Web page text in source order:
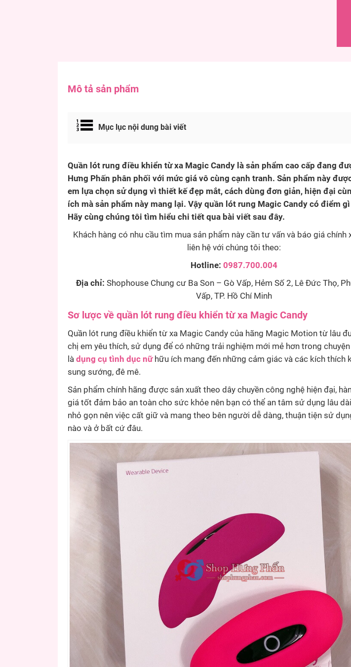
Mô tả sản phẩm
Mục lục nội dung bài viết
Quần lót rung điều khiển từ xa Magic Candy là sản phẩm cao cấp đang
Hưng Phấn phân phối với mức giá vô cùng cạnh tranh. Sản phẩm này
em lựa chọn sử dụng vì thiết kế đẹp mắt, cách dùng đơn giản, hiện đại
ích mà sản phẩm này mang lại. Vậy quần lót rung Magic Candy có điểm
Hãy cùng chúng tôi tìm hiểu chi tiết qua bài viết sau đây.
Khách hàng có nhu cầu tìm mua sản phẩm này cần tư vấn và báo giá chính
liên hệ với chúng tôi theo:
Hotline: 0987.700.004
Địa chỉ:Shophouse Chung cư Ba Son – Gò Vấp, Hẻm Số 2, Lê Đức Thọ,
Vấp, TP. Hồ Chí Minh
Sơ lược về quần lót rung điều khiển từ xa Magic Candy
Quần lót rung điều khiển từ xa Magic Candy của hãng Magic Motion từ lâu
chị em yêu thích, sử dụng để có những trải nghiệm mới mẻ hơn trong
là dụng cụ tình dục nữhữu ích mang đến những cảm giác và các kích thích
sung sướng, đê mê.
Sản phẩm chính hãng được sản xuất theo dây chuyền công nghệ hiện đại,
giá tốt đảm bảo an toàn cho sức khỏe nên bạn có thể an tâm sử dụng lâu
nhỏ gọn nên việc cất giữ và mang theo bên người dễ dàng, thuận tiện sử
nào và ở bất cứ đâu.